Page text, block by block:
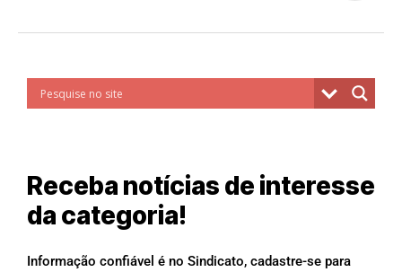
Receba notícias de interesse
da categoria!
Informação confiável é no Sindicato, cadastre-se para